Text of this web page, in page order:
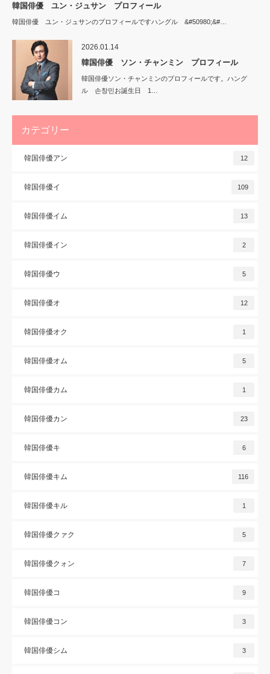
韓国俳優 ユン・ジュサン プロフィール
韓国俳優 ユン・ジュサンのプロフィールですハングル &#50980;&#…
2026.01.14
韓国俳優 ソン・チャンミン プロフィール
韓国俳優ソン・チャンミンのプロフィールです。ハング
ル 손창민お誕生日 1…
カテゴリー
韓国俳優アン 12
韓国俳優イ 109
韓国俳優イム 13
韓国俳優イン 2
韓国俳優ウ 5
韓国俳優オ 12
韓国俳優オク 1
韓国俳優オム 5
韓国俳優カム 1
韓国俳優カン 23
韓国俳優キ 6
韓国俳優キム 116
韓国俳優キル 1
韓国俳優クァク 5
韓国俳優クォン 7
韓国俳優コ 9
韓国俳優コン 3
韓国俳優シム 3